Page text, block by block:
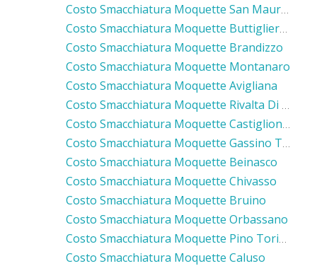
Costo Smacchiatura Moquette San Mauro Torinese
Costo Smacchiatura Moquette Buttigliera Alta
Costo Smacchiatura Moquette Brandizzo
Costo Smacchiatura Moquette Montanaro
Costo Smacchiatura Moquette Avigliana
Costo Smacchiatura Moquette Rivalta Di Torino
Costo Smacchiatura Moquette Castiglione Torinese
Costo Smacchiatura Moquette Gassino Torinese
Costo Smacchiatura Moquette Beinasco
Costo Smacchiatura Moquette Chivasso
Costo Smacchiatura Moquette Bruino
Costo Smacchiatura Moquette Orbassano
Costo Smacchiatura Moquette Pino Torinese
Costo Smacchiatura Moquette Caluso